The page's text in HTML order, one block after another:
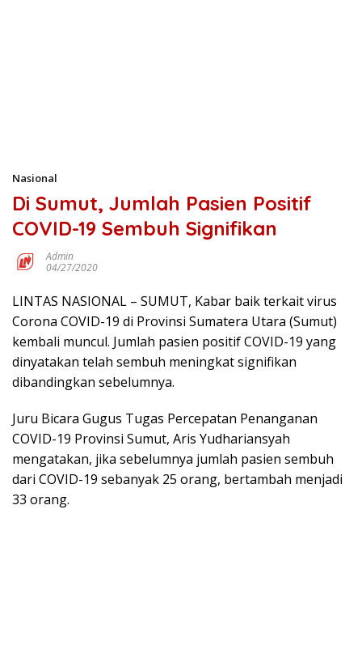
Nasional
Di Sumut, Jumlah Pasien Positif
COVID-19 Sembuh Signifikan
Admin
04/27/2020
LINTAS NASIONAL – SUMUT, Kabar baik terkait virus
Corona COVID-19 di Provinsi Sumatera Utara (Sumut)
kembali muncul. Jumlah pasien positif COVID-19 yang
dinyatakan telah sembuh meningkat signifikan
dibandingkan sebelumnya.
Juru Bicara Gugus Tugas Percepatan Penanganan
COVID-19 Provinsi Sumut, Aris Yudhariansyah
mengatakan, jika sebelumnya jumlah pasien sembuh
dari COVID-19 sebanyak 25 orang, bertambah menjadi
33 orang.